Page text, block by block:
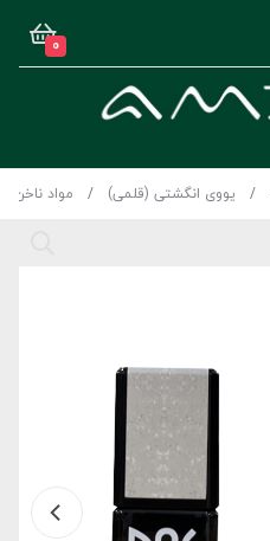
0
یووی انگشتی (قلمی) مواد ناخن